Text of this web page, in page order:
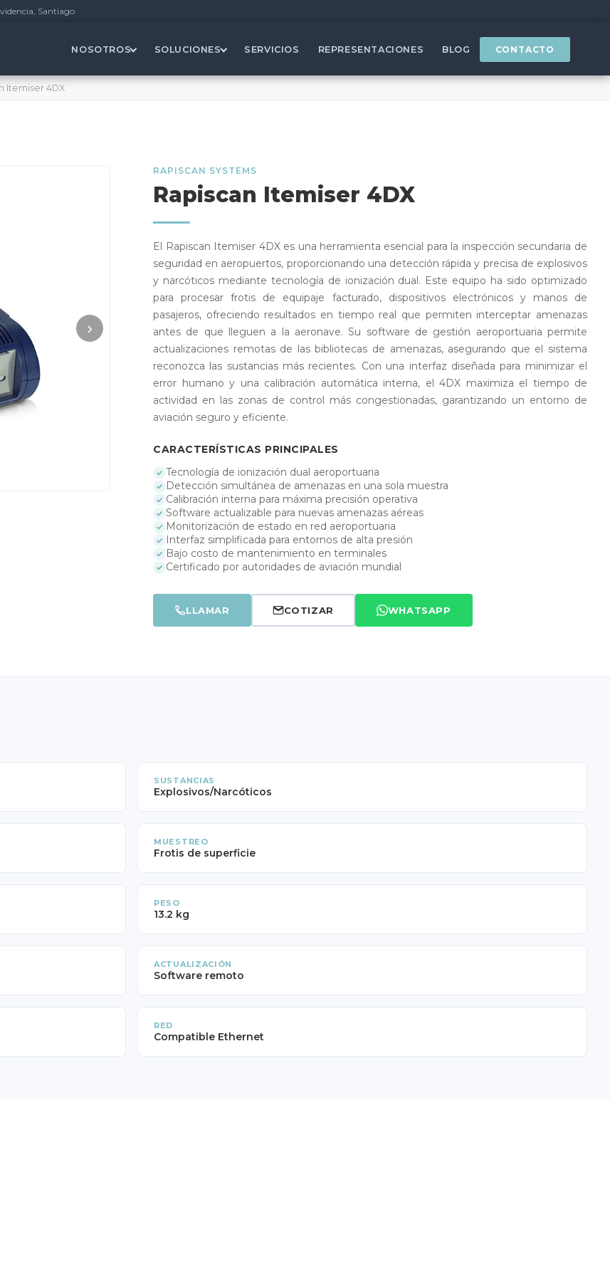
Santiago
NOSOTROS SOLUCIONES SERVICIOS REPRESENTACIONES BLOG CONTACTO
Itemiser 4DX
›
RAPISCAN SYSTEMS
Rapiscan Itemiser 4DX
El Rapiscan Itemiser 4DX es una herramienta esencial para la inspección secundaria de
seguridad en aeropuertos, proporcionando una detección rápida y precisa de explosivos
y narcóticos mediante tecnología de ionización dual. Este equipo ha sido optimizado
para procesar frotis de equipaje facturado, dispositivos electrónicos y manos de
pasajeros, ofreciendo resultados en tiempo real que permiten interceptar amenazas
antes de que lleguen a la aeronave. Su software de gestión aeroportuaria permite
actualizaciones remotas de las bibliotecas de amenazas, asegurando que el sistema
reconozca las sustancias más recientes. Con una interfaz diseñada para minimizar el
error humano y una calibración automática interna, el 4DX maximiza el tiempo de
actividad en las zonas de control más congestionadas, garantizando un entorno de
aviación seguro y eficiente.
CARACTERÍSTICAS PRINCIPALES
Tecnología de ionización dual aeroportuaria
Detección simultánea de amenazas en una sola muestra
Calibración interna para máxima precisión operativa
Software actualizable para nuevas amenazas aéreas
Monitorización de estado en red aeroportuaria
Interfaz simplificada para entornos de alta presión
Bajo costo de mantenimiento en terminales
Certificado por autoridades de aviación mundial
LLAMAR COTIZAR WHATSAPP
SUSTANCIAS
Explosivos/Narcóticos
MUESTREO
Frotis de superficie
PESO
13.2 kg
ACTUALIZACIÓN
Software remoto
RED
Compatible Ethernet